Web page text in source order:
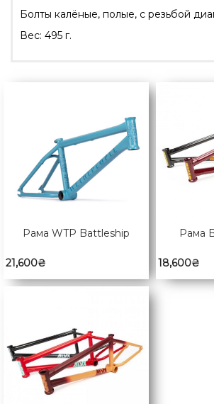
Болты калёные, полые, с резьбой
Вес: 495 г.
Рама WTP Battleship
21,600₴
Рама
18,600₴